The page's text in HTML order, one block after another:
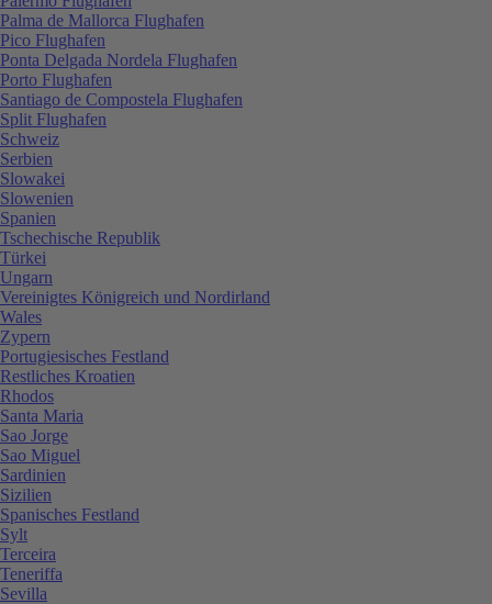
Palma de Mallorca Flughafen
Pico Flughafen
Ponta Delgada Nordela Flughafen
Porto Flughafen
Santiago de Compostela Flughafen
Split Flughafen
Schweiz
Serbien
Slowakei
Slowenien
Spanien
Tschechische Republik
Türkei
Ungarn
Vereinigtes Königreich und Nordirland
Wales
Zypern
Portugiesisches Festland
Restliches Kroatien
Rhodos
Santa Maria
Sao Jorge
Sao Miguel
Sardinien
Sizilien
Spanisches Festland
Sylt
Terceira
Teneriffa
Sevilla